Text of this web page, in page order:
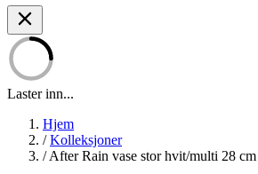
Laster inn...
Hjem
/ Kolleksjoner
/ After Rain vase stor hvit/multi 28